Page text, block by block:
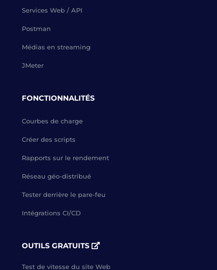
Services Web / API
Postman
Médias en streaming
JMeter
FONCTIONNALITÉS
Courbes de charge
Créer des scripts
Rapports sur le rendement
Réseau géo-distribué
Tester derrière le pare-feu
Intégrations CI/CD
OUTILS GRATUITS
Test de vitesse du site Web